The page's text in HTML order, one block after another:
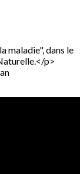
maladie", dans le
p>